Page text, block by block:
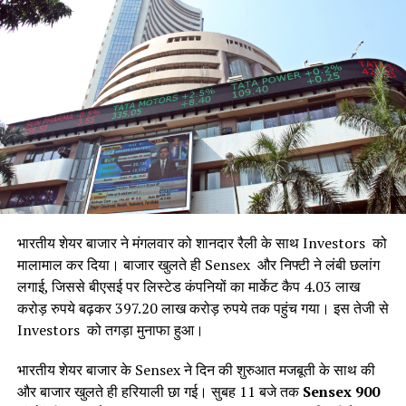
कब और कहां दिख रही है यह तेजी?
यह आंकड़े 2025 के लिए आईएमएफ के अनुमानों पर आधारित हैं, जो
पूर्वी अफ्रीका में, गुयाना दक्षिण अमेरिका के उत्तरी तट पर, लीबिया उत्तरी
अफ्रीका में, सेनेगल पश्चिम अफ्रीका में, और पलाउ प्रशांत महासागर में
स्थित है। इन देशों की भौगोलिक स्थिति और संसाधन उनकी तेजी का
आधार हैं। India, जो एशिया में एक विशाल बाजार और आबादी वाला देश है,
इन छोटे देशों से प्रतिशत वृद्धि में पीछे रह सकता है, लेकिन इसका कुल
आर्थिक आकार इनसे कहीं बड़ा है।
रूस के पास अतिरिक्त तेल उपलब्ध होने की एक बड़ी वजह यह भी है कि
यूक्रेन ने रूसी तेल कारखानों पर ड्रोन हमले किए हैं। इन हमलों के कारण
रूस में तेल की खपत कम हो गई है और वह अपने तेल को वैश्विक बाजार में
बेचने को मजबूर हो गया है। नतीजतन, रूस भारत को सस्ती दरों पर अधिक
मात्रा में तेल की आपूर्ति कर रहा है।
कितना तेल खरीदा भारत ने?
भारतीय शेयर बाजार ने मंगलवार को शानदार रैली के साथ Investors को
मालामाल कर दिया। बाजार खुलते ही Sensex और निफ्टी ने लंबी छलांग
लगाई, जिससे बीएसई पर लिस्टेड कंपनियों का मार्केट कैप 4.03 लाख
करोड़ रुपये बढ़कर 397.20 लाख करोड़ रुपये तक पहुंच गया। इस तेजी से
Investors को तगड़ा मुनाफा हुआ।
भारतीय शेयर बाजार के Sensex ने दिन की शुरुआत मजबूती के साथ की
और बाजार खुलते ही हरियाली छा गई। सुबह 11 बजे तकSensex 900